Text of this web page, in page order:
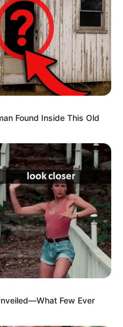
Found Inside This Old
Few Ever